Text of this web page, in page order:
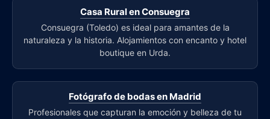
Casa Rural en Consuegra
Consuegra (Toledo) es ideal para amantes de la
naturaleza y la historia. Alojamientos con encanto y hotel
boutique en Urda.
Fotógrafo de bodas en Madrid
Profesionales que capturan la emoción y belleza de tu